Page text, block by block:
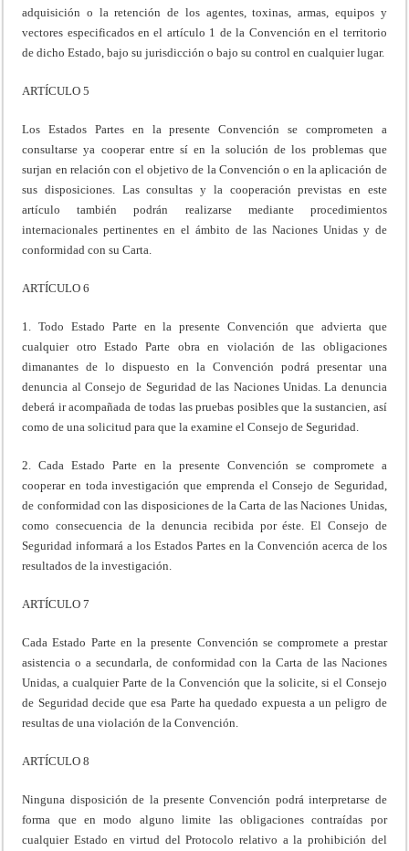
adquisición o la retención de los agentes, toxinas, armas, equipos y
vectores especificados en el artículo 1 de la Convención en el territorio
de dicho Estado, bajo su jurisdicción o bajo su control en cualquier lugar.
ARTÍCULO 5
Los Estados Partes en la presente Convención se comprometen a
consultarse ya cooperar entre sí en la solución de los problemas que
surjan en relación con el objetivo de la Convención o en la aplicación de
sus disposiciones. Las consultas y la cooperación previstas en este
artículo también podrán realizarse mediante procedimientos
internacionales pertinentes en el ámbito de las Naciones Unidas y de
conformidad con su Carta.
ARTÍCULO 6
1. Todo Estado Parte en la presente Convención que advierta que
cualquier otro Estado Parte obra en violación de las obligaciones
dimanantes de lo dispuesto en la Convención podrá presentar una
denuncia al Consejo de Seguridad de las Naciones Unidas. La denuncia
deberá ir acompañada de todas las pruebas posibles que la sustancien, así
como de una solicitud para que la examine el Consejo de Seguridad.
2. Cada Estado Parte en la presente Convención se compromete a
cooperar en toda investigación que emprenda el Consejo de Seguridad,
de conformidad con las disposiciones de la Carta de las Naciones Unidas,
como consecuencia de la denuncia recibida por éste. El Consejo de
Seguridad informará a los Estados Partes en la Convención acerca de los
resultados de la investigación.
ARTÍCULO 7
Cada Estado Parte en la presente Convención se compromete a prestar
asistencia o a secundarla, de conformidad con la Carta de las Naciones
Unidas, a cualquier Parte de la Convención que la solicite, si el Consejo
de Seguridad decide que esa Parte ha quedado expuesta a un peligro de
resultas de una violación de la Convención.
ARTÍCULO 8
Ninguna disposición de la presente Convención podrá interpretarse de
forma que en modo alguno limite las obligaciones contraídas por
cualquier Estado en virtud del Protocolo relativo a la prohibición del